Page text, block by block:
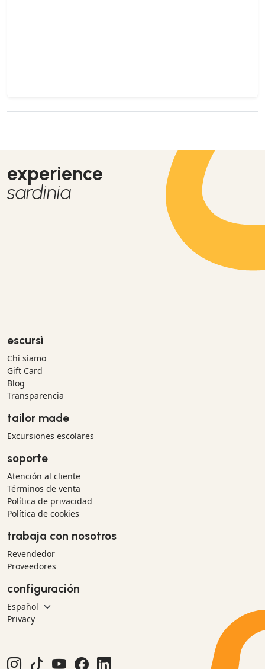
experience
sardinia
escursì
Chi siamo
Gift Card
Blog
Transparencia
tailor made
Excursiones escolares
soporte
Atención al cliente
Términos de venta
Política de privacidad
Política de cookies
trabaja con nosotros
Revendedor
Proveedores
configuración
Privacy